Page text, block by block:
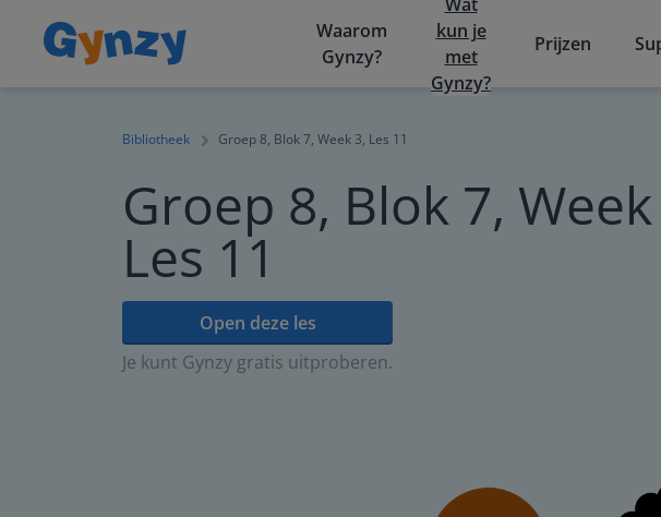
Waarom
Gynzy?
kun je
met
Gynzy?
Prijzen
Bibliotheek Groep 8, Blok 7, Week 3, Les 11
Groep 8, Blok 7,
Les 11
Open deze les
Je kunt Gynzy gratis uitproberen.